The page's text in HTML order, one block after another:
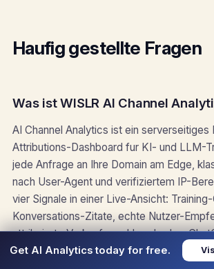
Haufig gestellte Fragen
Was ist WISLR AI Channel
AI Channel Analytics ist ein serverseitiges
Attributions-Dashboard fur KI- und LLM-
jede Anfrage an Ihre Domain am Edge,
nach User-Agent und verifiziertem IP-
vier Signale in einer Live-Ansicht:
Konversations-Zitate, echte Nutzer-
attribuierte Verkaufe und Leads uber
Claude, Perplexity und jeden anderen
Get AI Analytics today for free.